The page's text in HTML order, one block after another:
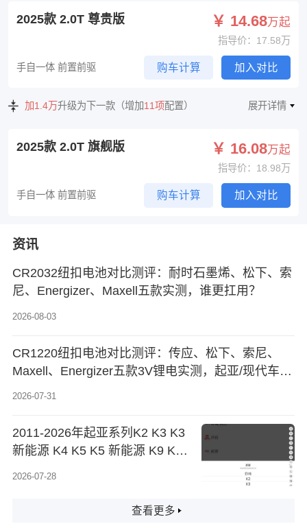
2025款 2.0T 尊贵版 ￥ 14.68万起
指导价：17.58万
手自一体 前置前驱 购车计算 加入对比
加1.4万升级为下一款（增加11项配置） 展开详情
2025款 2.0T 旗舰版 ￥ 16.08万起
指导价：18.98万
手自一体 前置前驱 购车计算 加入对比
资讯
CR2032纽扣电池对比测评：耐时石墨烯、松下、索
尼、Energizer、Maxell五款实测，谁更扛用？
2026-08-03
CR1220纽扣电池对比测评：传应、松下、索尼、
Maxell、Energizer五款3V锂电实测，起亚/现代车钥
2026-07-31
2011-2026年起亚系列K2 K3 K3
新能源 K4 K5 K5 新能源 K9 KX1
库、正时资料、螺丝扭力拆装步
2026-07-28
查看更多